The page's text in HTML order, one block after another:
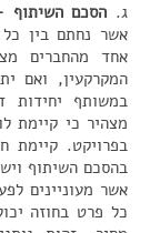
ג. הסכם השיתוף
אשר נחתם בין
אחד מהחברים
המקרקעין, ואם
במשותף יחידות
מצהיר כי קיימת
בפרויקט. קיימת
בהסכם השיתוף
אשר מעוניינים
כל פרט בחוזה